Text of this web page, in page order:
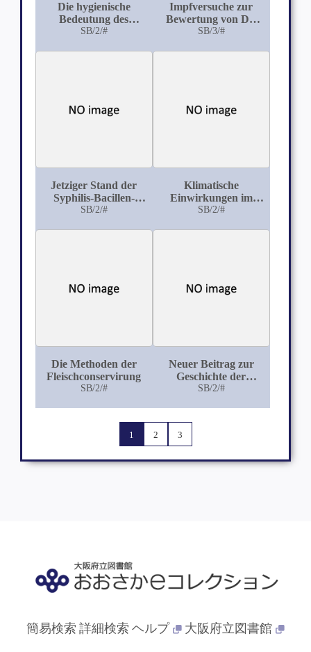
Die hygienische
Bedeutung des
Trinkwassers
SB/2/#
Impfversuche zur
Bewertung von Dr.
Schreibers
SB/3/#
Jetziger Stand der
Syphilis-Bacillen-
Frage
SB/2/#
Klimatische
Einwirkungen im
Lichte der Statistik
SB/2/#
Die Methoden der
Fleischconservirung
SB/2/#
Neuer Beitrag zur
Geschichte der
medizinischen Schule
SB/2/#
1 2 3
簡易検索 詳細検索 ヘルプ 大阪府立図書館